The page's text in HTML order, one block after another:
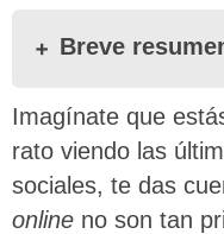
Breve
Imagínate que
rato viendo las
sociales, te das
online no son tan